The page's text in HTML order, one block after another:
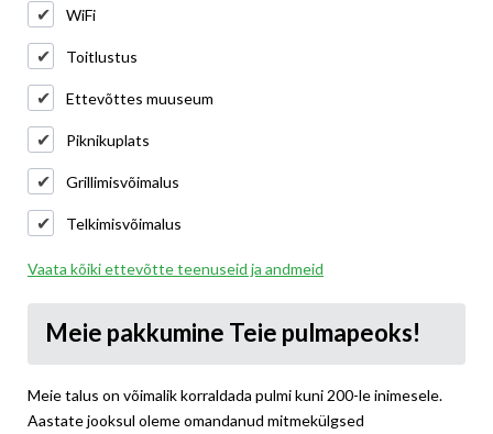
WiFi
Toitlustus
Ettevõttes muuseum
Piknikuplats
Grillimisvõimalus
Telkimisvõimalus
Vaata kõiki ettevõtte teenuseid ja andmeid
Meie pakkumine Teie pulmapeoks!
Meie talus on võimalik korraldada pulmi kuni 200-le inimesele.
Aastate jooksul oleme omandanud mitmekülgsed